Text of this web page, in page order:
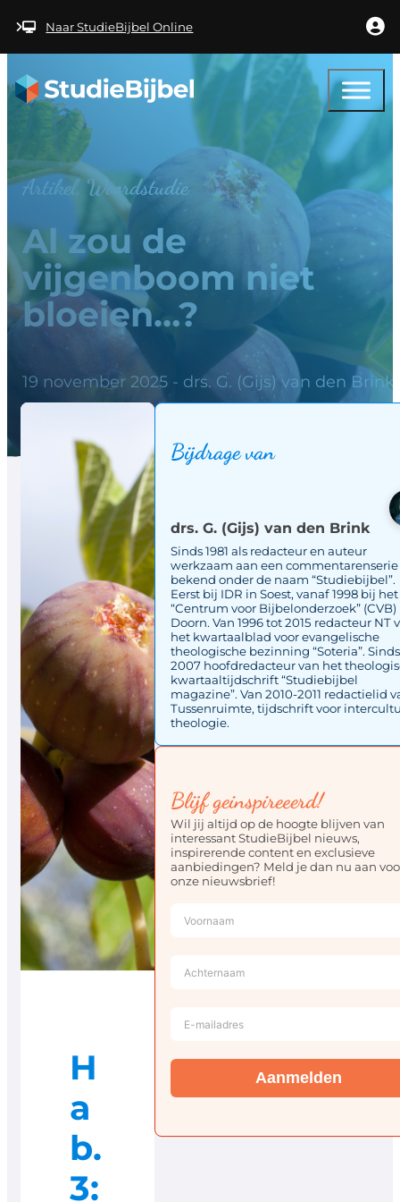
Naar StudieBijbel Online
Artikel, Woordstudie
Al zou de
vijgenboom niet
bloeien…?
19 november 2025 - drs. G. (Gijs) van den Brink
H
a
b.
3:
Bijdrage van
drs. G. (Gijs) van den Brink
Sinds 1981 als redacteur en auteur
werkzaam aan een commentarenserie
bekend onder de naam “Studiebijbel”.
Eerst bij IDR in Soest, vanaf 1998 bij het
“Centrum voor Bijbelonderzoek” (CVB)
Doorn. Van 1996 tot 2015 redacteur NT
het kwartaalblad voor evangelische
theologische bezinning “Soteria”. Sinds
2007 hoofdredacteur van het
kwartaaltijdschrift “Studiebijbel
magazine”. Van 2010-2011 redactielid
Tussenruimte, tijdschrift voor
theologie.
Blijf geinspireeerd!
Wil jij altijd op de hoogte blijven van
interessant StudieBijbel nieuws,
inspirerende content en exclusieve
aanbiedingen? Meld je dan nu aan
onze nieuwsbrief!
Aanmelden